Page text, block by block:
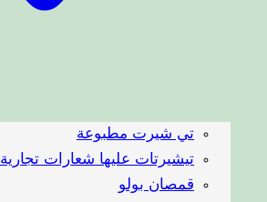
تي شيرت مطبوعة
تيشيرتات عليها شعارات تجارية
قمصان بولو